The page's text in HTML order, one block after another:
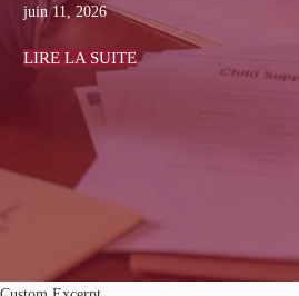
juin 08, 2026
LIRE LA SUITE